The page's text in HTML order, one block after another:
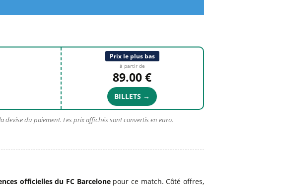
Prix le plus bas
à partir de
89.00 €
BILLETS →
du paiement. Les prix affichés sont convertis en euro.
officielles du FC Barcelonepour ce match. Côté offres,